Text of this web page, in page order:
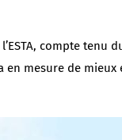
compte tenu
mesure de